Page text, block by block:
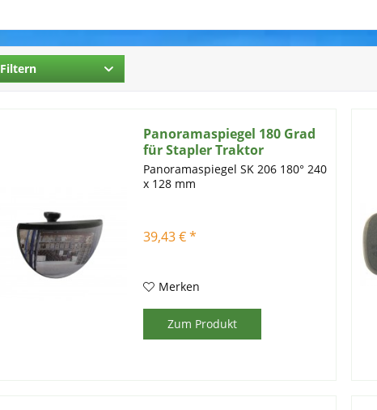
Filtern
Panoramaspiegel 180 Grad
für Stapler Traktor
Panoramaspiegel SK 206 180° 240
x 128 mm
39,43 € *
Merken
Zum Produkt